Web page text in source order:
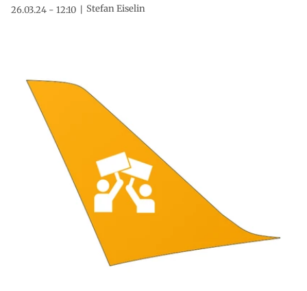
26.03.24 - 12:10 Stefan Eiselin